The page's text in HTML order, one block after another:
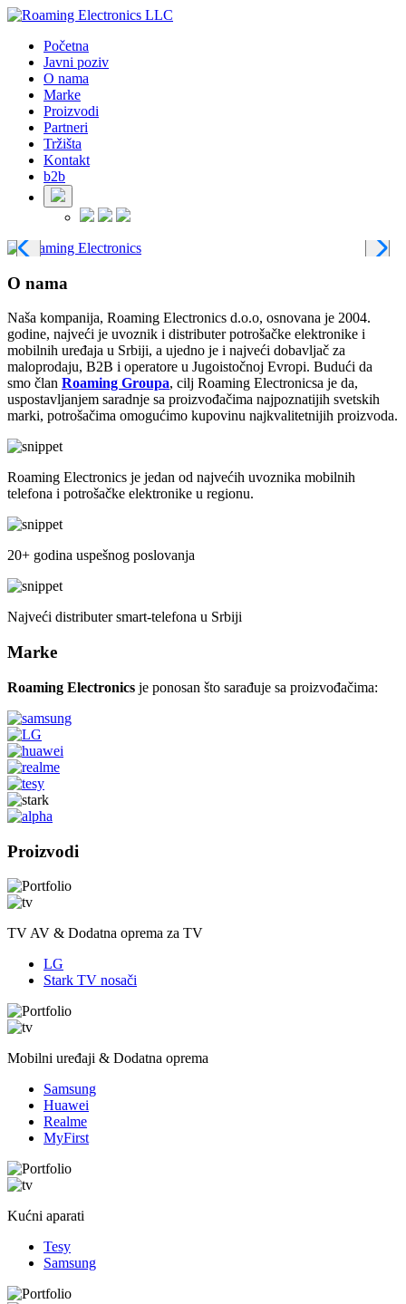
Početna
Javni poziv
O nama
Marke
Proizvodi
Partneri
Tržišta
Kontakt
b2b
O nama
Naša kompanija, Roaming Electronics d.o.o, osnovana je 2004.
godine, najveći je uvoznik i distributer potrošačke elektronike i
mobilnih uređaja u Srbiji, a ujedno je i najveći dobavljač za
maloprodaju, B2B i operatore u Jugoistočnoj Evropi. Budući da
smo član Roaming Groupa, cilj Roaming Electronicsa je da,
uspostavljanjem saradnje sa proizvođačima najpoznatijih svetskih
marki, potrošačima omogućimo kupovinu najkvalitetnijih proizvoda.
Roaming Electronics je jedan od najvećih uvoznika mobilnih
telefona i potrošačke elektronike u regionu.
20+ godina uspešnog poslovanja
Najveći distributer smart-telefona u Srbiji
Marke
Roaming Electronics je ponosan što sarađuje sa proizvođačima:
Proizvodi
TV AV & Dodatna oprema za TV
LG
Stark TV nosači
Mobilni uređaji & Dodatna oprema
Samsung
Huawei
Realme
MyFirst
Kućni aparati
Tesy
Samsung